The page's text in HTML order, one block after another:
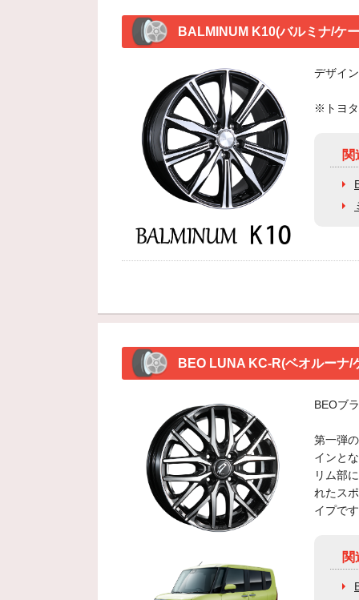
BALMINUM K10(バルミナ/ケ
デザイ
※トヨ
関
BEO LUNA KC-R(ベオルーナ/
BEOブ
第一弾
インと
リム部
れたス
イプで
関